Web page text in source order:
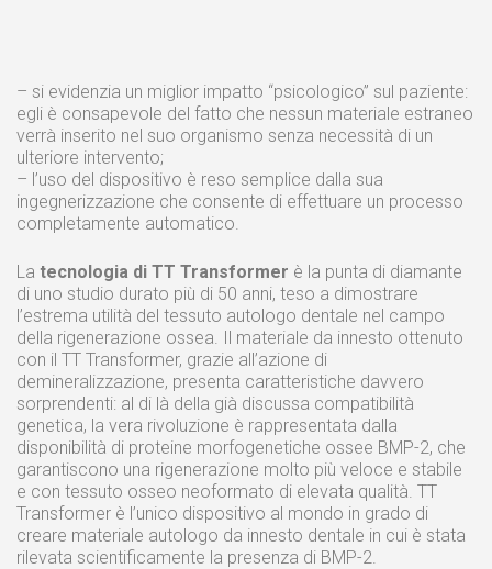
– si evidenzia un miglior impatto “psicologico” sul paziente:
egli è consapevole del fatto che nessun materiale estraneo
verrà inserito nel suo organismo senza necessità di un
ulteriore intervento;
– l’uso del dispositivo è reso semplice dalla sua
ingegnerizzazione che consente di effettuare un processo
completamente automatico.
La tecnologia di TT Transformer è la punta di diamante
di uno studio durato più di 50 anni, teso a dimostrare
l’estrema utilità del tessuto autologo dentale nel campo
della rigenerazione ossea. Il materiale da innesto ottenuto
con il TT Transformer, grazie all’azione di
demineralizzazione, presenta caratteristiche davvero
sorprendenti: al di là della già discussa compatibilità
genetica, la vera rivoluzione è rappresentata dalla
disponibilità di proteine morfogenetiche ossee BMP-2, che
garantiscono una rigenerazione molto più veloce e stabile
e con tessuto osseo neoformato di elevata qualità. TT
Transformer è l’unico dispositivo al mondo in grado di
creare materiale autologo da innesto dentale in cui è stata
rilevata scientificamente la presenza di BMP-2.